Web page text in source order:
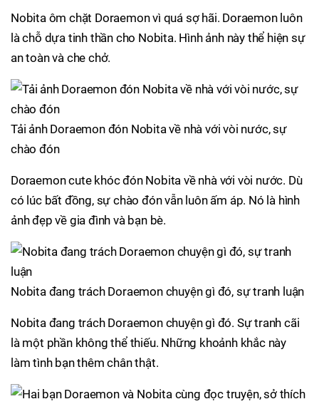
Nobita ôm chặt Doraemon vì quá sợ hãi. Doraemon luôn
là chỗ dựa tinh thần cho Nobita. Hình ảnh này thể hiện sự
an toàn và che chở.
Tải ảnh Doraemon đón Nobita về nhà với vòi nước, sự
chào đón
Doraemon cute khóc đón Nobita về nhà với vòi nước. Dù
có lúc bất đồng, sự chào đón vẫn luôn ấm áp. Nó là hình
ảnh đẹp về gia đình và bạn bè.
Nobita đang trách Doraemon chuyện gì đó, sự tranh luận
Nobita đang trách Doraemon chuyện gì đó. Sự tranh cãi
là một phần không thể thiếu. Những khoảnh khắc này
làm tình bạn thêm chân thật.